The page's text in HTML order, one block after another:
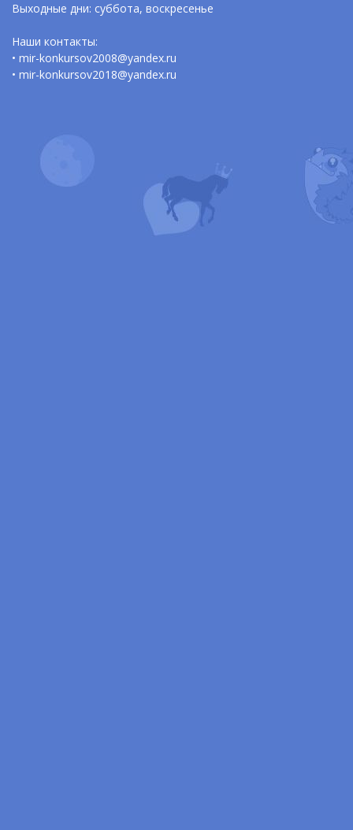
Выходные дни: суббота, воскресенье
Наши контакты:
• mir-konkursov2008@yandex.ru
• mir-konkursov2018@yandex.ru